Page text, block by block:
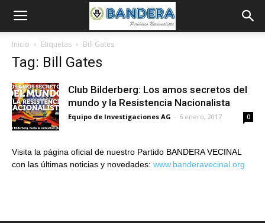
Inicio Etiquetas Bill Gates
Tag: Bill Gates
Club Bilderberg: Los amos secretos del
mundo y la Resistencia Nacionalista
Equipo de Investigaciones AG - 6 enero, 2017 0
Visita la página oficial de nuestro Partido BANDERA VECINAL
con las últimas noticias y novedades: www.banderavecinal.org